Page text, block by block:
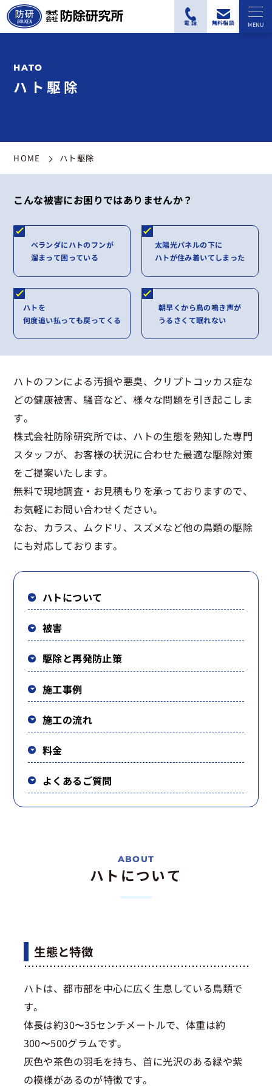
ハト駆除
HOME ハト駆除
こんな被害にお困りではありませんか？
ベランダにハトのフンが
溜まって困っている
太陽光パネルの下に
ハトが住み着いてしまった
ハトを
何度追い払っても戻ってくる
朝早くから鳥の鳴き声が
うるさくて眠れない
ハトのフンによる汚損や悪臭、クリプトコッカス症な
どの健康被害、騒音など、様々な問題を引き起こしま
す。
株式会社防除研究所では、ハトの生態を熟知した専門
スタッフが、お客様の状況に合わせた最適な駆除対策
をご提案いたします。
無料で現地調査・お見積もりを承っておりますので、
お気軽にお問い合わせください。
なお、カラス、ムクドリ、スズメなど他の鳥類の駆除
にも対応しております。
ハトについて
被害
駆除と再発防止策
施工事例
施工の流れ
料金
よくあるご質問
ハトについて
生態と特徴
ハトは、都市部を中心に広く生息している鳥類で
す。
体長は約30〜35センチメートルで、体重は約
300〜500グラムです。
灰色や茶色の羽毛を持ち、首に光沢のある緑や紫
の模様があるのが特徴です。